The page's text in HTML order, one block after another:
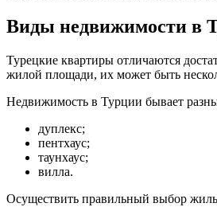
Виды недвижимости в
Турецкие квартиры отличаются
жилой площади, их может быть
Недвижимость в Турции бывает
дуплекс;
пентхаус;
таунхаус;
вилла.
Осуществить правильный выбор